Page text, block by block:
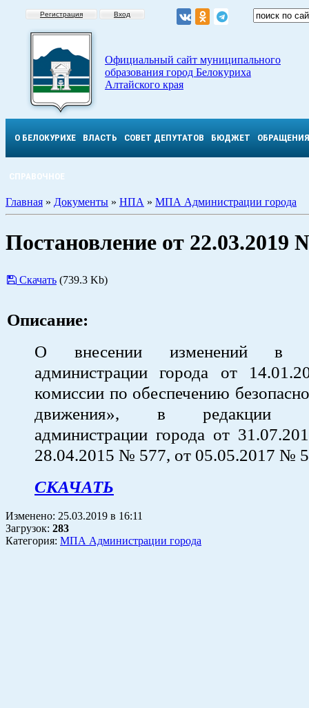
Регистрация Вход
Официальный сайт муниципального
образования город Белокуриха
Алтайского края
О БЕЛОКУРИХЕ ВЛАСТЬ СОВЕТ ДЕПУТАТОВ БЮДЖЕТ ОБРАЩЕНИЯ
СПРАВОЧНОЕ
Главная » Документы » НПА » МПА Администрации города
Постановление от 22.03.2019
Скачать (739.3 Kb)
Описание:
О внесении изменений в
администрации города от
комиссии по обеспечению
движения», в редакции
администрации города от
28.04.2015 № 577, от 05.05.2017 №
СКАЧАТЬ
Изменено: 25.03.2019 в 16:11
Загрузок: 283
Категория: МПА Администрации города